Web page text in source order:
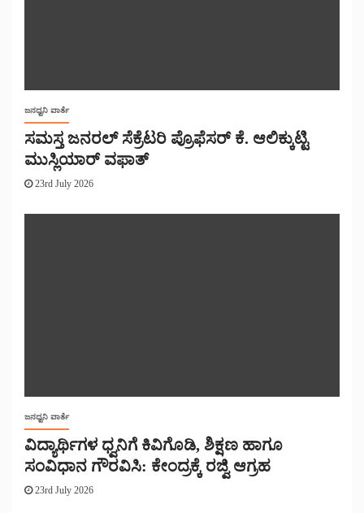
ಜನಧ್ವನಿ ವಾರ್ತೆ
ಸಮಸ್ತ ಜನರಲ್ ಸೆಕ್ರೆಟರಿ ಪ್ರೊಫೆಸರ್ ಕೆ. ಆಲಿಕ್ಕುಟ್ಟಿ
ಮುಸ್ಲಿಯಾರ್ ವಫಾತ್
23rd July 2026
ಜನಧ್ವನಿ ವಾರ್ತೆ
ವಿದ್ಯಾರ್ಥಿಗಳ ಧ್ವನಿಗೆ ಕಿವಿಗೊಡಿ, ಶಿಕ್ಷಣ ಹಾಗೂ
ಸಂವಿಧಾನ ಗೌರವಿಸಿ: ಕೇಂದ್ರಕ್ಕೆ ರಜ್ವಿ ಆಗ್ರಹ
23rd July 2026